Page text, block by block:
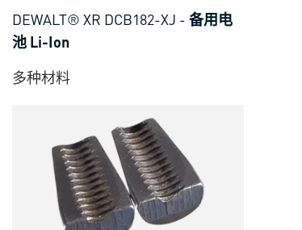
DEWALT® XR DCB182-XJ -备用电
池 Li-Ion
多种材料